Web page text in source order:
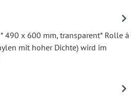
490 x 600 mm, transparent* Rolle á
mit hoher Dichte) wird im